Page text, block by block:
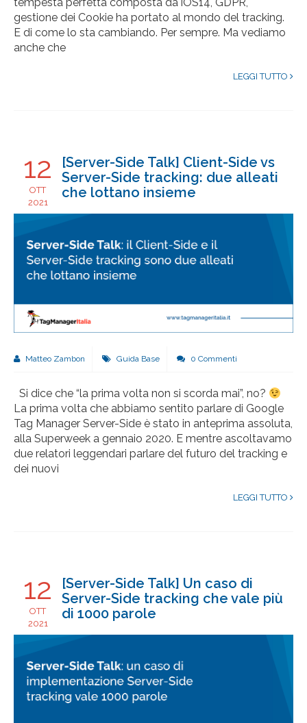
gestione dei Cookie ha portato al mondo del tracking.
E di come lo sta cambiando. Per sempre. Ma vediamo
anche che
LEGGI TUTTO
12
OTT
2021
[Server-Side Talk] Client-Side vs
Server-Side tracking: due alleati
che lottano insieme
Matteo Zambon Guida Base 0 Commenti
Si dice che “la prima volta non si scorda mai”, no?
La prima volta che abbiamo sentito parlare di Google
Tag Manager Server-Side è stato in anteprima assoluta,
alla Superweek a gennaio 2020. E mentre ascoltavamo
due relatori leggendari parlare del futuro del tracking e
dei nuovi
LEGGI TUTTO
12
OTT
2021
[Server-Side Talk] Un caso di
Server-Side tracking che vale più
di 1000 parole